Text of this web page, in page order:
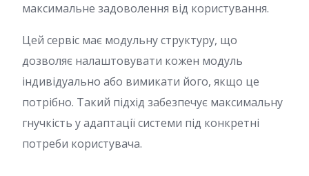
максимальне задоволення від користування.
Цей сервіс має модульну структуру, що
дозволяє налаштовувати кожен модуль
індивідуально або вимикати його, якщо це
потрібно. Такий підхід забезпечує максимальну
гнучкість у адаптації системи під конкретні
потреби користувача.